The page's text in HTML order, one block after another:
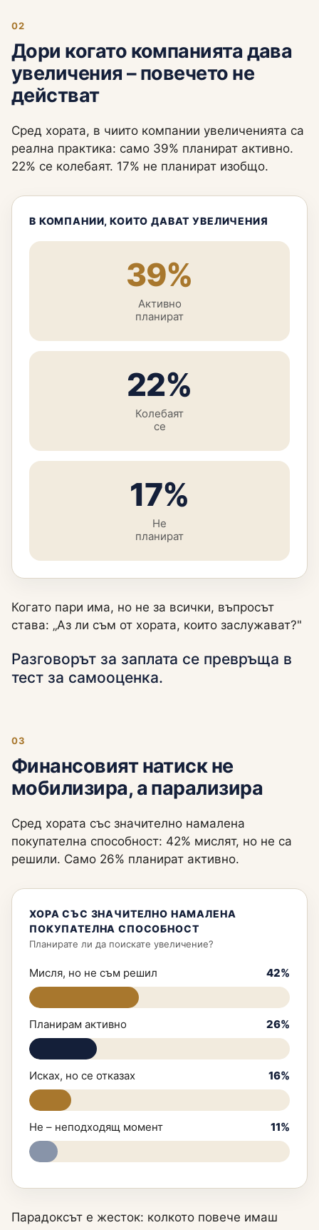
02
Дори когато компанията дава
увеличения – повечето не
действат
Сред хората, в чиито компании увеличенията са
реална практика: само 39% планират активно.
22% се колебаят. 17% не планират изобщо.
В КОМПАНИИ, КОИТО ДАВАТ УВЕЛИЧЕНИЯ
39%
Активно
планират
22%
Колебаят
се
17%
Не
планират
Когато пари има, но не за всички, въпросът
става: „Аз ли съм от хората, които заслужават?"
Разговорът за заплата се превръща в
тест за самооценка.
03
Финансовият натиск не
мобилизира, а парализира
Сред хората със значително намалена
покупателна способност: 42% мислят, но не са
решили. Само 26% планират активно.
ХОРА СЪС ЗНАЧИТЕЛНО НАМАЛЕНА
ПОКУПАТЕЛНА СПОСОБНОСТ
Планирате ли да поискате увеличение?
Мисля, но не съм решил 42%
Планирам активно 26%
Исках, но се отказах 16%
Не – неподходящ момент 11%
Парадоксът е жесток: колкото повече имаш